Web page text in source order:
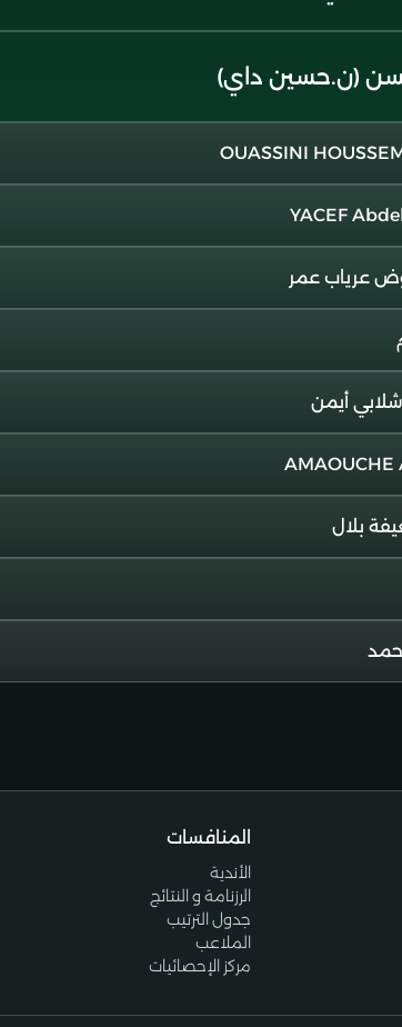
(ن.حسين داي)
بلال
المنافسات
الأندية
الرزنامة و النتائج
جدول الترتيب
الملاعب
مركز الإحصائيات